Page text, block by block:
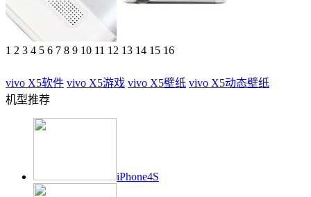
1 2 3 4 5 6 7 8 9 10 11 12 13 14 15 16
vivo X5软件 vivo X5游戏 vivo X5壁纸 vivo X5动态壁纸
机型推荐
iPhone4S